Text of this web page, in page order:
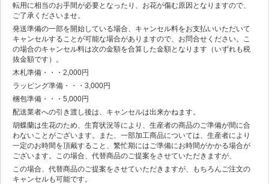
転用に相当のお手間が必要となったり、お花が傷む原因となりますので、
ご了承くださいませ。
発送準備の一部を開始している場合、キャンセル料をお支払いいただいて
キャンセルすることが可能な場合がありますので、お問合せください。こ
の場合のキャンセル料は次の金額を合算した金額となります（いずれも税
抜金額です）。
木札準備・・・2,000円
ラッピング準備・・・3,000円
梱包準備・・・5,000円
配送業者への引き渡し後は、キャンセルは出来かねます。
胡蝶蘭は生花のため、生育状況等により、生産者の商品のご準備が間に合
わないことがございます。また、一部加工商品については、生産者により
一定のお時間を頂戴すること、繁忙期にはご準備にお時間がかかる場合が
ございます。この場合、代替商品のご提案をさせていただきますが、
この場合、代替商品のご提案をさせていただきますが、もちろんご注文の
キャンセルも可能です。